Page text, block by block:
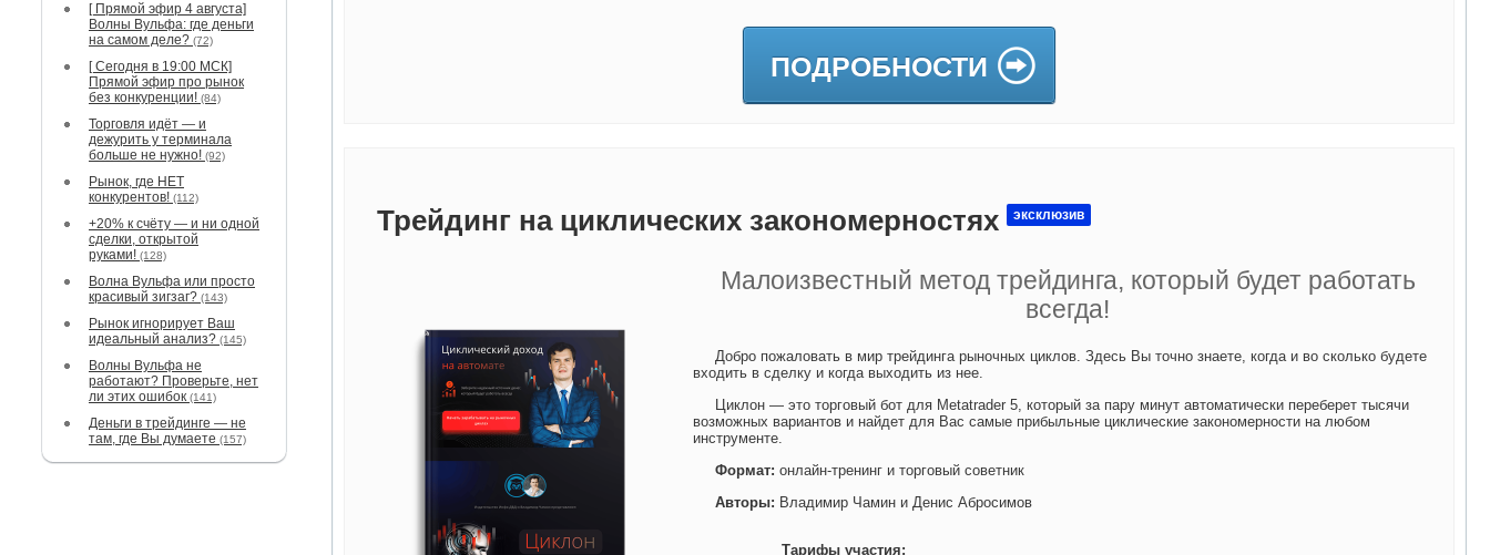
[ Прямой эфир 4 августа]
Волны Вульфа: где деньги
на самом деле? (72)
[ Сегодня в 19:00 МСК]
Прямой эфир про рынок
без конкуренции! (84)
Торговля идёт — и
дежурить у терминала
больше не нужно! (92)
Рынок, где НЕТ
конкурентов! (112)
+20% к счёту — и ни одной
сделки, открытой
руками! (128)
Волна Вульфа или просто
красивый зигзаг? (143)
Рынок игнорирует Ваш
идеальный анализ? (145)
Волны Вульфа не
работают? Проверьте, нет
ли этих ошибок (141)
Деньги в трейдинге — не
там, где Вы думаете (157)
ПОДРОБНОСТИ
Трейдинг на циклических закономерностях эксклюзив
Малоизвестный метод трейдинга, который будет работать
всегда!
Добро пожаловать в мир трейдинга рыночных циклов. Здесь Вы точно знаете, когда и во сколько будете
входить в сделку и когда выходить из нее.
Циклон — это торговый бот для Metatrader 5, который за пару минут автоматически переберет тысячи
возможных вариантов и найдет для Вас самые прибыльные циклические закономерности на любом
инструменте.
Формат: онлайн-тренинг и торговый советник
Авторы: Владимир Чамин и Денис Абросимов
Тарифы участия: